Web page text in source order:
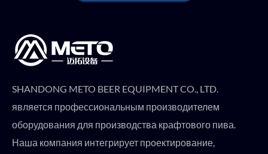
SHANDONG METO BEER EQUIPMENT CO., LTD.
является профессиональным производителем
оборудования для производства крафтового пива.
Наша компания интегрирует проектирование,